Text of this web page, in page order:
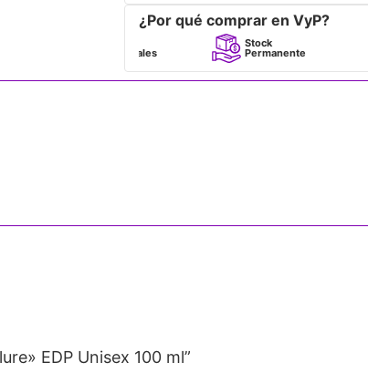
¿Por qué comprar en VyP?
Stock
Permanente
EDP Unisex 100 ml”